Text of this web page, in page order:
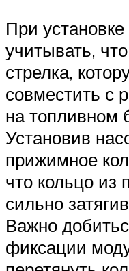
При
учитывать,
стрелка,
совместить с
на топливном
Установив
прижимное
что кольцо из
сильно
Важно
фиксации